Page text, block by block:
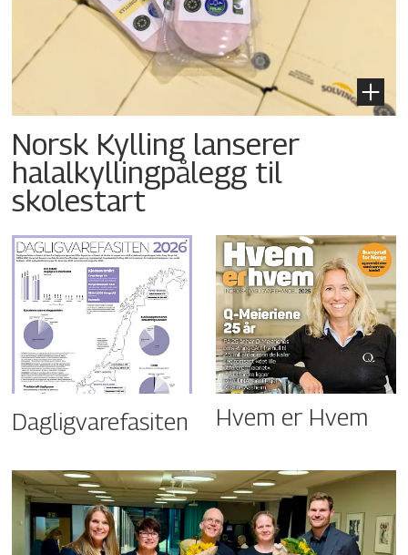
Norsk Kylling lanserer
halalkyllingpålegg til
skolestart
Dagligvarefasiten Hvem er Hvem